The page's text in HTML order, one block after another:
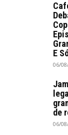
E
06/
de
06/